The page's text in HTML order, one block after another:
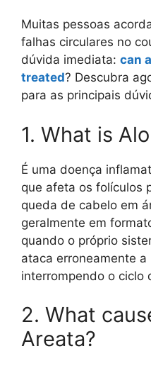
Muitas pessoas
falhas circulares no
dúvida imediata: can
treated? Descubra
para as principais
1. What is
É uma doença
que afeta os folículos
queda de cabelo em
geralmente em
quando o próprio
ataca erroneamente
interrompendo o ciclo
2. What
Areata?